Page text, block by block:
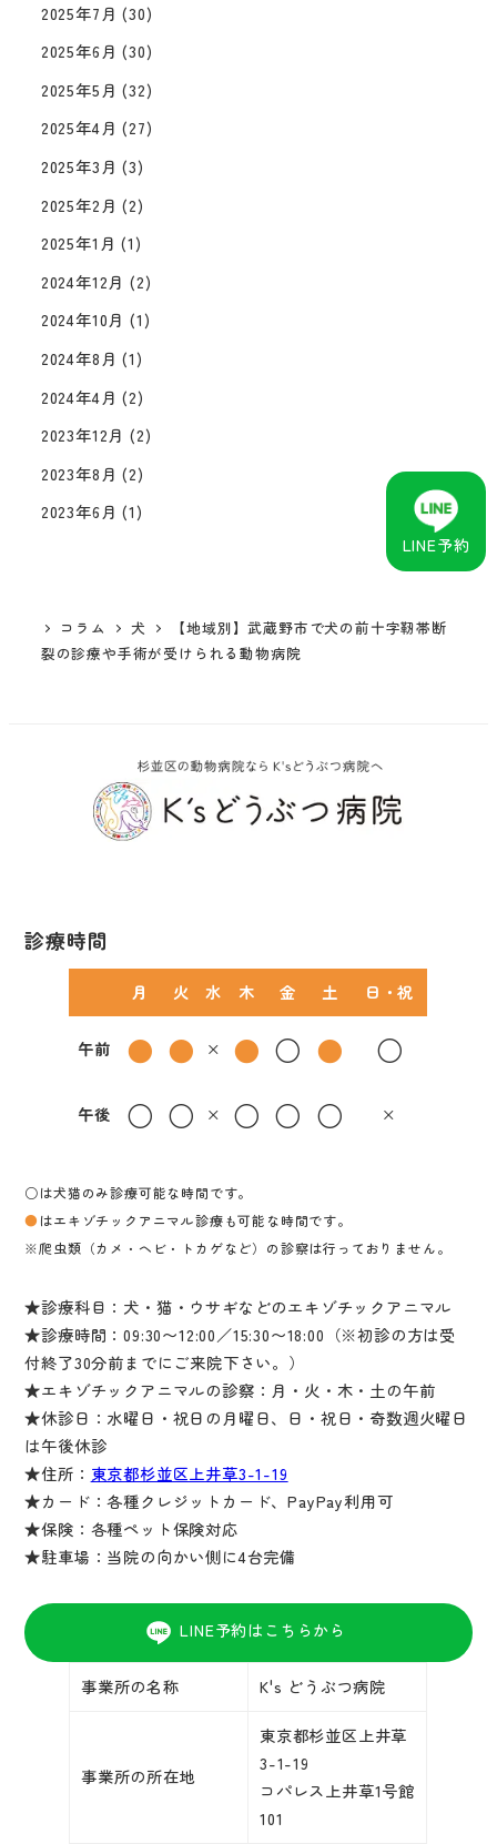
2025年7月 (30)
2025年6月 (30)
2025年5月 (32)
2025年4月 (27)
2025年3月 (3)
2025年2月 (2)
2025年1月 (1)
2024年12月 (2)
2024年10月 (1)
2024年8月 (1)
2024年4月 (2)
2023年12月 (2)
2023年8月 (2)
2023年6月 (1)
コラム 犬
【地域別】武蔵野市で犬の前十字靭帯断
裂の診療や手術が受けられる動物病院
診療時間
月 火 水 木 金 土 日・祝
午前 ● ● × ● ○ ● ○
午後 ○ ○ × ○ ○ ○ ×
○は犬猫のみ診療可能な時間です。
● はエキゾチックアニマル診療も可能な時間です。
※爬虫類（カメ・ヘビ・トカゲなど）の診察は行っておりません。
★診療科目：犬・猫・ウサギなどのエキゾチックアニマル
★診療時間：09:30〜12:00／15:30〜18:00（※初診の方は受
付終了30分前までにご来院下さい。）
★エキゾチックアニマルの診察：月・火・木・土の午前
★休診日：水曜日・祝日の月曜日、日・祝日・奇数週火曜日
は午後休診
★住所： 東京都杉並区上井草3-1-19
★カード：各種クレジットカード、PayPay利用可
★保険：各種ペット保険対応
★駐車場：当院の向かい側に4台完備
LINE予約はこちらから
事業所の名称 K's どうぶつ病院
事業所の所在地
東京都杉並区上井草
3-1-19
コパレス上井草1号館
101
LINE予約